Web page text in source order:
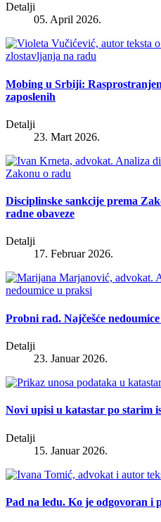
Detalji
05. April 2026.
Mobing u Srbiji:
zaposlenih
Detalji
23. Mart 2026.
Disciplinske sankcije prema
radne obaveze
Detalji
17. Februar 2026.
Probni rad. Najčešće
Detalji
23. Januar 2026.
Novi upisi u katastar po starim
Detalji
15. Januar 2026.
Pad na ledu. Ko je odgovoran i